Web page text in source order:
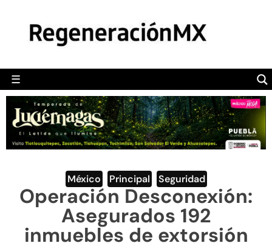
☰
POLÍTICA
CAMALEÓN
OPINIÓN
DEPORTES
ENGLISH SECTION
VIDEOS
México Principal Seguridad
Operación Desconexión:
Asegurados 192
inmuebles de extorsión